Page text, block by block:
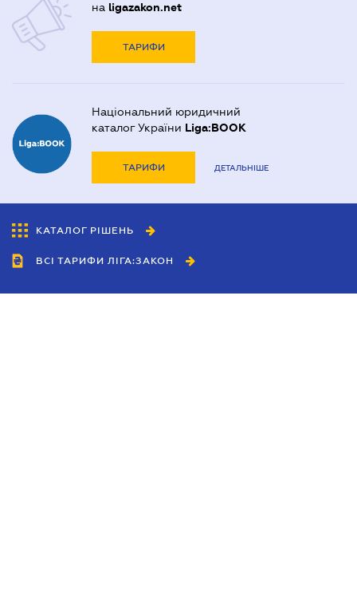
на ligazakon.net
ТАРИФИ
Національний юридичний
каталог України Liga:BOOK
ТАРИФИ ДЕТАЛЬНІШЕ
КАТАЛОГ РІШЕНЬ
ВСІ ТАРИФИ ЛІГА:ЗАКОН